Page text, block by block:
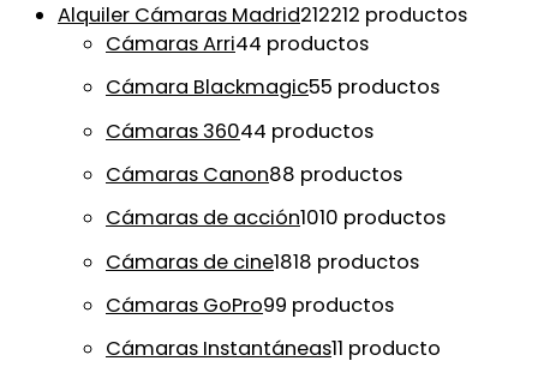
Alquiler Cámaras Madrid212212 productos
Cámaras Arri44 productos
Cámara Blackmagic55 productos
Cámaras 36044 productos
Cámaras Canon88 productos
Cámaras de acción1010 productos
Cámaras de cine1818 productos
Cámaras GoPro99 productos
Cámaras Instantáneas11 producto